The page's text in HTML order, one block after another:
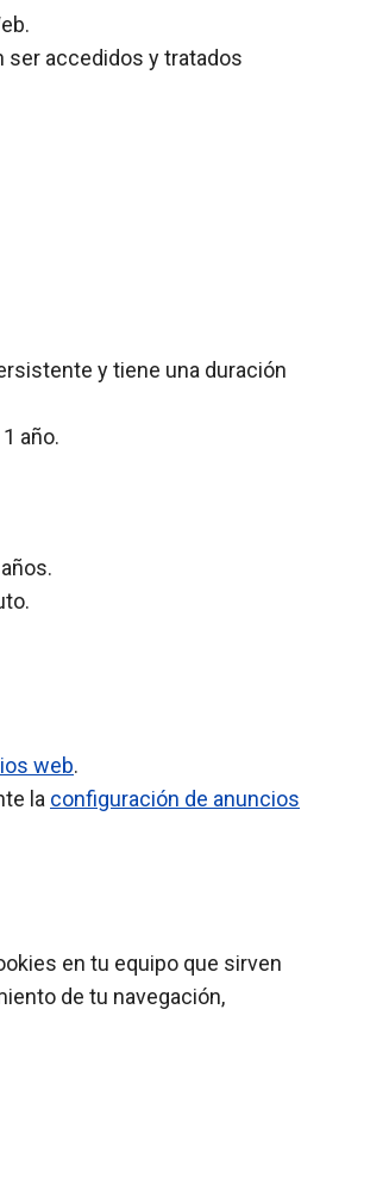
ser accedidos y tratados
y tiene una duración
año.
web.
la configuración de anuncios
en tu equipo que sirven
de tu navegación,